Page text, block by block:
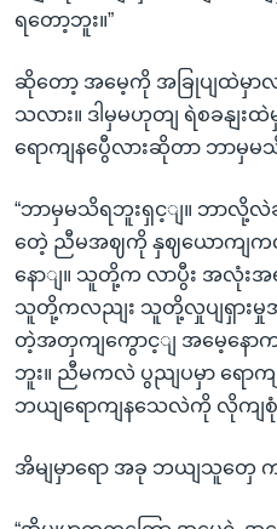
ရတော့ဘူး။”
ဆိုတော့ အမေ့ကို အခြုပျထဲမှာလာ
သလား။ ဒါမှမဟုတျ ရဲစခနျးထဲ
ရောကျနပွေီလားဆိုတာ ဘာမှမ
“ဘာမှမသိရဘူးရှင့ျ။ ဘာလို့
တေဲ့ ညီမအဈကို နှဈယောကျကလည
နောျ။ သူတို့က လာပွီး အလုံးအရ
သူတို့ကလညျး သူတို့လှုပျရှားမှုအ
တဲ့အတှကျကွောင့ျ အမေ့နော
ဘူး။ ညီမကလဲ ပွညျပမှာ ရော
ဘယျရောကျနသေလဲကို လိုကျစုံ
အိမျမှာရော အခု ဘယျသူတှေ